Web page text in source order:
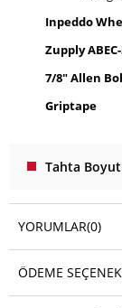
Inpeddo
Zupply
7/8" Allen
Griptape
Tahta
YORUMLAR(0)
ÖDEME